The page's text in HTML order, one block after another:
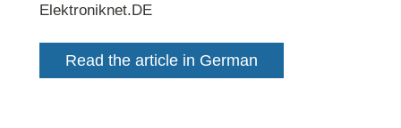
Elektroniknet.DE
Read the article in German